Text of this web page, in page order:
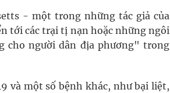
- một trong những tác giả của
tới các trại tị nạn hoặc những ngôi
cho người dân địa phương" trong
và một số bệnh khác, như bại liệt,